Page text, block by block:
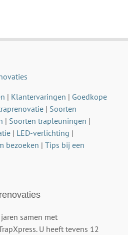
| Klantervaringen | Goedkope
| Soorten
| Soorten trapleuningen |
| LED-verlichting |
bezoeken | Tips bij een
samen met
U heeft tevens 12